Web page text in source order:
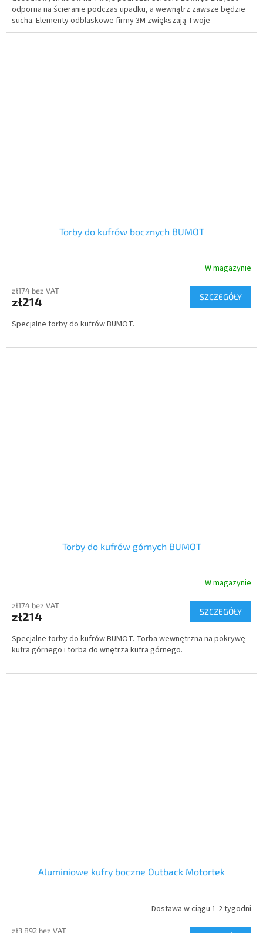
odporna na ścieranie podczas upadku, a wewnątrz zawsze będzie
sucha. Elementy odblaskowe firmy 3M zwiększają Twoje
bezpieczeństwo, zawsze będziesz lepiej widzieć w deszczu, we
Torby do kufrów bocznych BUMOT
W magazynie
zł174 bez VAT
zł214 SZCZEGÓŁY
Specjalne torby do kufrów BUMOT.
Torby do kufrów górnych BUMOT
W magazynie
zł174 bez VAT
zł214 SZCZEGÓŁY
Specjalne torby do kufrów BUMOT. Torba wewnętrzna na pokrywę
kufra górnego i torba do wnętrza kufra górnego.
Aluminiowe kufry boczne Outback Motortek
Dostawa w ciągu 1-2 tygodni
zł3 892 bez VAT